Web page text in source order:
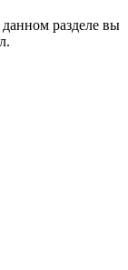
разделе вы